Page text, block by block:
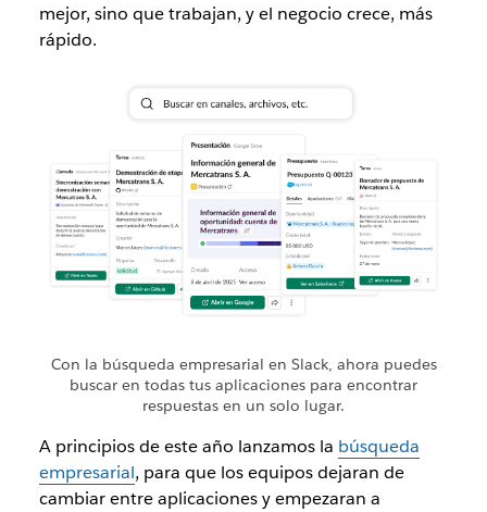
mejor, sino que trabajan, y el negocio crece, más
rápido.
Con la búsqueda empresarial en Slack, ahora puedes
buscar en todas tus aplicaciones para encontrar
respuestas en un solo lugar.
A principios de este año lanzamos la búsqueda
empresarial, para que los equipos dejaran de
cambiar entre aplicaciones y empezaran a